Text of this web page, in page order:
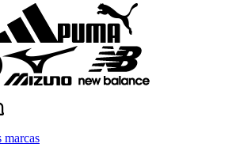
marcas